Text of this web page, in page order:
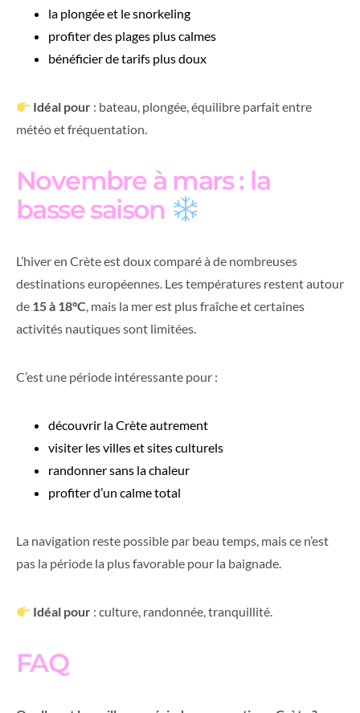
la plongée et le snorkeling
profiter des plages plus calmes
bénéficier de tarifs plus doux
Idéal pour : bateau, plongée, équilibre parfait entre
météo et fréquentation.
Novembre à mars : la
basse saison
L’hiver en Crète est doux comparé à de nombreuses
destinations européennes. Les températures restent autour
de 15 à 18°C, mais la mer est plus fraîche et certaines
activités nautiques sont limitées.
C’est une période intéressante pour :
découvrir la Crète autrement
visiter les villes et sites culturels
randonner sans la chaleur
profiter d’un calme total
La navigation reste possible par beau temps, mais ce n’est
pas la période la plus favorable pour la baignade.
Idéal pour : culture, randonnée, tranquillité.
FAQ